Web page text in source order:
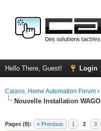
Hello There, Guest! Login
Calaos, Home Automation Forum ›
Nouvelle Installation WAGO
Pages (8): « Previous 1 2 3